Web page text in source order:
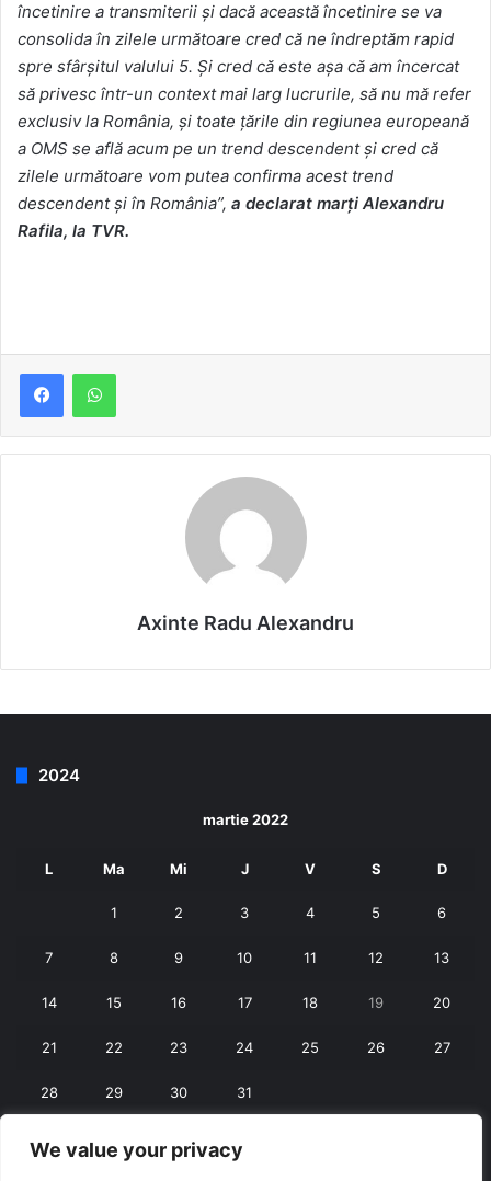
We value your privacy
încetinire a transmiterii şi dacă această încetinire se va
consolida în zilele următoare cred că ne îndreptăm rapid
spre sfârşitul valului 5. Şi cred că este aşa că am încercat
să privesc într-un context mai larg lucrurile, să nu mă refer
exclusiv la România, şi toate ţările din regiunea europeană
a OMS se află acum pe un trend descendent şi cred că
zilele următoare vom putea confirma acest trend
descendent şi în România”, a declarat marţi Alexandru
Rafila, la TVR.
Axinte Radu Alexandru
2024
martie 2022
L Ma Mi J V S D
1 2 3 4 5 6
7 8 9 10 11 12 13
14 15 16 17 18 19 20
21 22 23 24 25 26 27
28 29 30 31
« feb. apr. »